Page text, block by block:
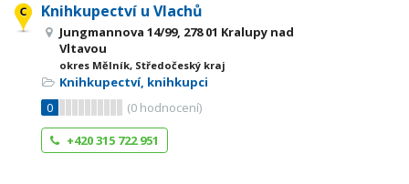
Knihkupectví u Vlachů
Jungmannova 14/99, 278 01 Kralupy nad
Vltavou
okres Mělník, Středočeský kraj
Knihkupectví, knihkupci
0
(0 hodnocení)
+420 315 722 951